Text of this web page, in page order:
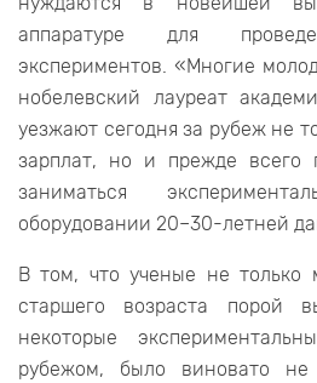
аппаратуре для
экспериментов. «Многие
нобелевский лауреат
уезжают сегодня за рубеж не
зарплат, но и прежде всего
заниматься
оборудовании 20–30-летней
В том, что ученые не только
старшего возраста порой
некоторые
рубежом, было виновато